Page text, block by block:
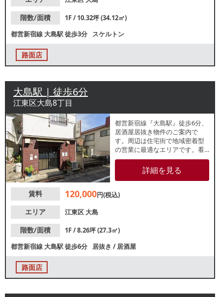
階数/面積
1F / 10.32坪 (34.12㎡)
都営新宿線 大島駅徒歩3分 スケルトン
路面店
大島駅 | 徒歩6分
江東区大島8丁目
都営新宿線『大島駅』徒歩6分、
居酒屋居抜き物件のご案内で
す。周辺は住宅街で地域密着型
の営業に最適なエリアです。看
板取付スペースあり！視認性良
好な路面店です。各種重飲食ご
相談可能ですので、お気軽にお
詳細を見る
賃料 120,000円(税込)
エリア
江東区 大島
階数/面積
1F / 8.26坪 (27.3㎡)
都営新宿線 大島駅徒歩6分 居抜き /居酒屋
路面店